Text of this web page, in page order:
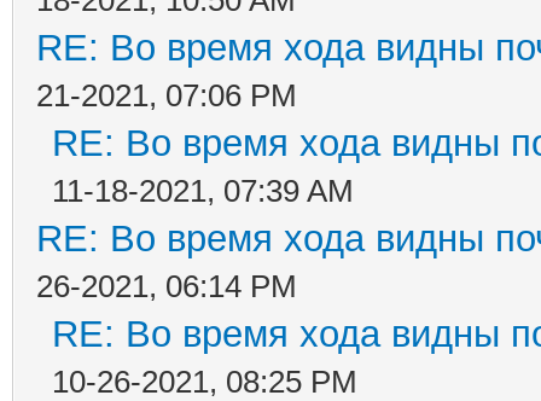
RE: Во время хода видны
21-2021, 07:06 PM
RE: Во время хода видны
11-18-2021, 07:39 AM
RE: Во время хода видны
26-2021, 06:14 PM
RE: Во время хода видны
10-26-2021, 08:25 PM